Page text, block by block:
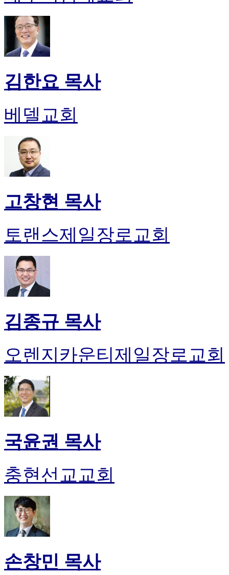
김한요 목사
베델교회
고창현 목사
토랜스제일장로교회
김종규 목사
오렌지카운티제일장로교회
국윤권 목사
충현선교교회
손창민 목사